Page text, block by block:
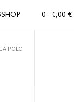
0 - 0,00 €
POLO